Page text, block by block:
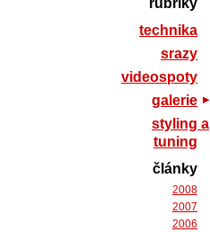
rubriky
technika
srazy
videospoty
galerie
styling a
tuning
články
2008
2007
2006